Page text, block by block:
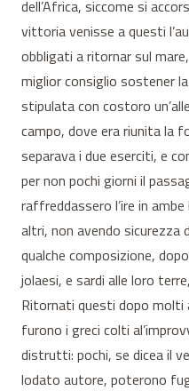
dell’Africa, siccome si
vittoria venisse a questi
obbligati a ritornar sul
miglior consiglio sostener
stipulata con costoro
campo, dove era riunita la
separava i due eserciti, e
per non pochi giorni il
raffreddassero l’ire in
altri, non avendo sicurezza
qualche composizione,
jolaesi, e sardi alle loro
Ritornati questi dopo molti
furono i greci colti
distrutti: pochi, se dicea il
lodato autore, poterono